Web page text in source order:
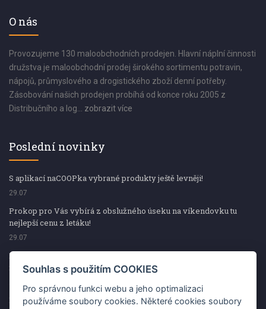
O nás
Provozujeme 130 maloobchodních prodejen. Hlavní náplní činnosti
družstva je maloobchodní prodej širokého sortimentu potravin,
nápojů, průmyslového a drogistického zboží denní potřeby.
Zásobování našich prodejen probíhá od konce roku 2005 z
Distribučního a log... zobrazit více
Poslední novinky
S aplikací naCOOPka vybrané produkty ještě levněji!
29.07
Prokop pro Vás vybírá z obslužného úseku na víkendovku tu
nejlepší cenu z letáku!
29.07
Prokop pro Vás vybírá z obslužného úseku na víkendovku tu
nejlepší cenu z letáku!
Kup špekáčky od Váhaly a vyhraj s naCOOPkou sekerku Fiskars
Souhlas s použitím COOKIES
Pro správnou funkci webu a jeho optimalizaci
používáme soubory cookies. Některé cookies soubory